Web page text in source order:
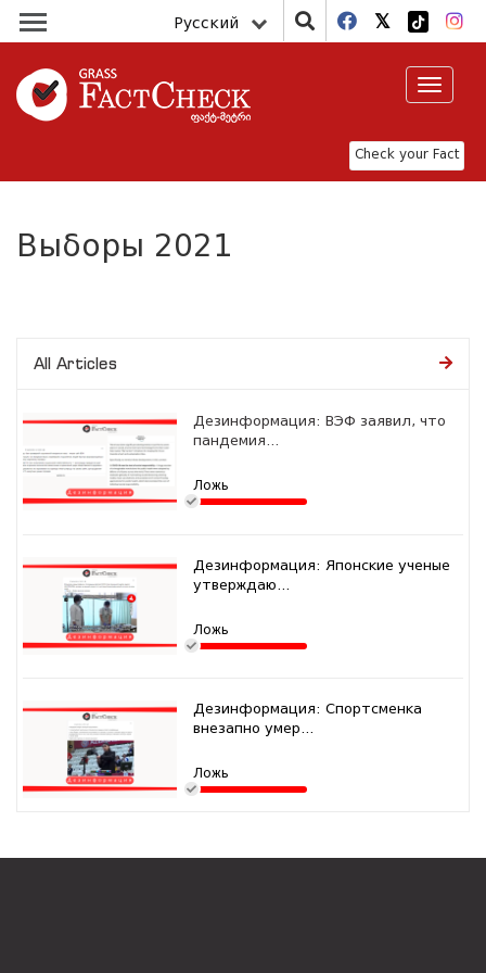
Русский
Check your Fact
Toggle
Выборы 2021
All Articles
Дезинформация: ВЭФ заявил, что
пандемия...
Ложь
Дезинформация: Японские ученые
утверждаю...
Ложь
Дезинформация: Спортсменка
внезапно умер...
Ложь